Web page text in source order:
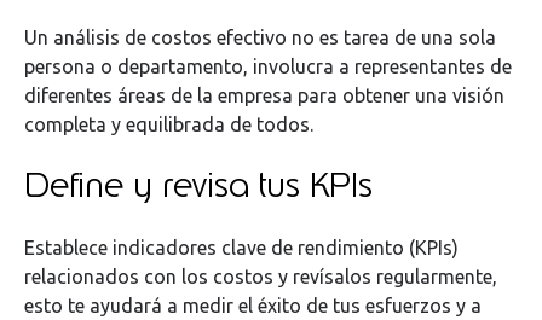
Un análisis de costos efectivo no es tarea de una sola
persona o departamento, involucra a representantes de
diferentes áreas de la empresa para obtener una visión
completa y equilibrada de todos.
Define y revisa tus KPIs
Establece indicadores clave de rendimiento (KPIs)
relacionados con los costos y revísalos regularmente,
esto te ayudará a medir el éxito de tus esfuerzos y a